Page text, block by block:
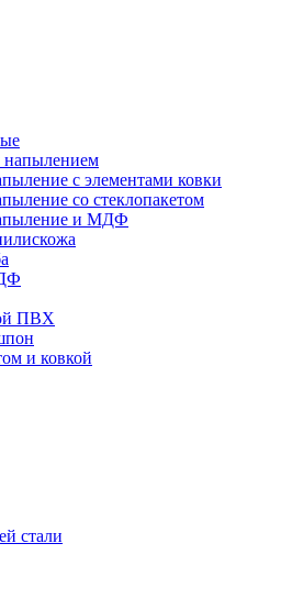
с элементами ковки
со стеклопакетом
и МДФ
ПВХ
и ковкой
стали